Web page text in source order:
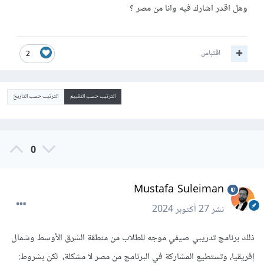
وهل اقدر اشارك فيه وانا من مصر ؟
2 اقتباس
الترتيب حسب التقييم الترتيب حسب التاريخ
0
Mustafa Suleiman
نشر27 أكتوبر 2024
ذلك برنامج تدريبي صيفي موجه للطلاب من منطقة الشرق الأوسط وشمال
إفريقيا، وتستطيع المشاركة في البرنامج من مصر لا مشكلة، لكن بشروط: